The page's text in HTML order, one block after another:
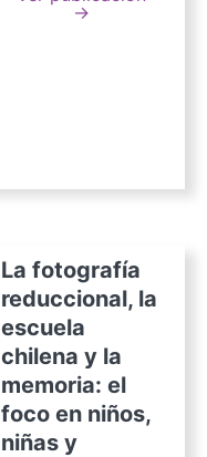
→
La fotografía
reduccional, la
escuela
chilena y la
memoria: el
foco en niños,
niñas y